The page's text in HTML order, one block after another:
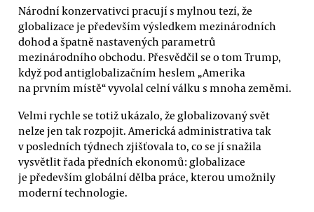
Národní konzervativci pracují s mylnou tezí, že
globalizace je především výsledkem mezinárodních
dohod a špatně nastavených parametrů
mezinárodního obchodu. Přesvědčil se o tom Trump,
když pod antiglobalizačním heslem „Amerika
na prvním místě“ vyvolal celní válku s mnoha zeměmi.
Velmi rychle se totiž ukázalo, že globalizovaný svět
nelze jen tak rozpojit. Americká administrativa tak
v posledních týdnech zjišťovala to, co se jí snažila
vysvětlit řada předních ekonomů: globalizace
je především globální dělba práce, kterou umožnily
moderní technologie.